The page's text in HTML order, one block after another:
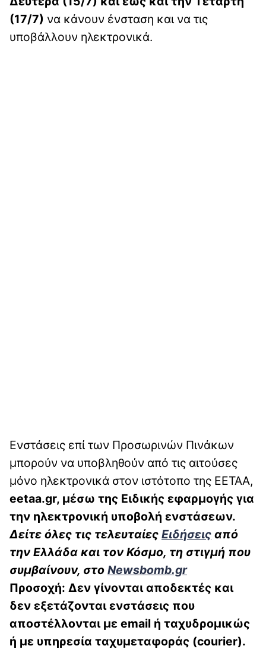
(17/7) να κάνουν ένσταση και να τις
υποβάλλουν ηλεκτρονικά.
Ενστάσεις επί των Προσωρινών Πινάκων
μπορούν να υποβληθούν από τις αιτούσες
μόνο ηλεκτρονικά στον ιστότοπο της ΕΕΤΑΑ,
eetaa.gr, μέσω της Ειδικής εφαρμογής για
την ηλεκτρονική υποβολή ενστάσεων.
Δείτε όλες τις τελευταίες Ειδήσεις από
την Ελλάδα και τον Κόσμο, τη στιγμή που
συμβαίνουν, στο Newsbomb.gr
Προσοχή: Δεν γίνονται αποδεκτές και
δεν εξετάζονται ενστάσεις που
αποστέλλονται με email ή ταχυδρομικώς
ή με υπηρεσία ταχυμεταφοράς (courier).